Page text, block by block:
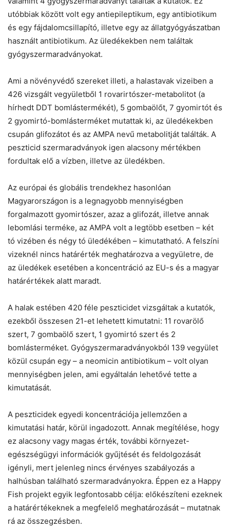
utóbbiak között volt egy antiepileptikum, egy antibiotikum
és egy fájdalomcsillapító, illetve egy az állatgyógyászatban
használt antibiotikum. Az üledékekben nem találtak
gyógyszermaradványokat.
Ami a növényvédő szereket illeti, a halastavak vizeiben a
426 vizsgált vegyületből 1 rovarirtószer-metabolitot (a
hírhedt DDT bomlástermékét), 5 gombaölőt, 7 gyomirtót és
2 gyomirtó-bomlásterméket mutattak ki, az üledékekben
csupán glifozátot és az AMPA nevű metabolitját találták. A
peszticid szermaradványok igen alacsony mértékben
fordultak elő a vízben, illetve az üledékben.
Az európai és globális trendekhez hasonlóan
Magyarországon is a legnagyobb mennyiségben
forgalmazott gyomirtószer, azaz a glifozát, illetve annak
lebomlási terméke, az AMPA volt a legtöbb esetben – két
tó vizében és négy tó üledékében – kimutatható. A felszíni
vizeknél nincs határérték meghatározva a vegyületre, de
az üledékek esetében a koncentráció az EU-s és a magyar
határértékek alatt maradt.
A halak estében 420 féle peszticidet vizsgáltak a kutatók,
ezekből összesen 21-et lehetett kimutatni: 11 rovarölő
szert, 7 gombaölő szert, 1 gyomirtó szert és 2
bomlásterméket. Gyógyszermaradványokból 139 vegyület
közül csupán egy – a neomicin antibiotikum – volt olyan
mennyiségben jelen, ami egyáltalán lehetővé tette a
kimutatását.
A peszticidek egyedi koncentrációja jellemzően a
kimutatási határ, körül ingadozott. Annak megítélése, hogy
ez alacsony vagy magas érték, további környezet-
egészségügyi információk gyűjtését és feldolgozását
igényli, mert jelenleg nincs érvényes szabályozás a
halhúsban található szermaradványokra. Éppen ez a Happy
Fish projekt egyik legfontosabb célja: előkészíteni ezeknek
a határértékeknek a megfelelő meghatározását – mutatnak
rá az összegzésben.